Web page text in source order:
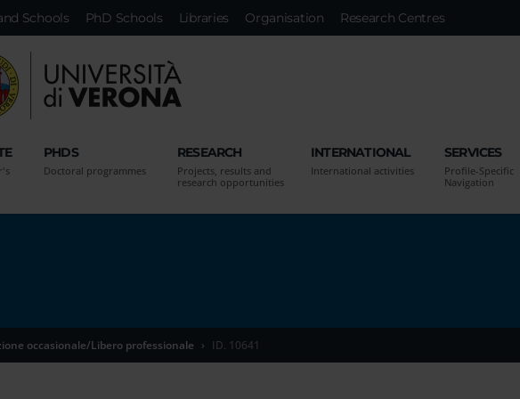
Schools PhD Schools Libraries Organisation Research Centres
PHDS
Doctoral programmes
RESEARCH
Projects, results and
research opportunities
INTERNATIONAL
International activities
SERVICES
Profile-Specific
Navigation
occasionale/Libero professionale ID. 10641